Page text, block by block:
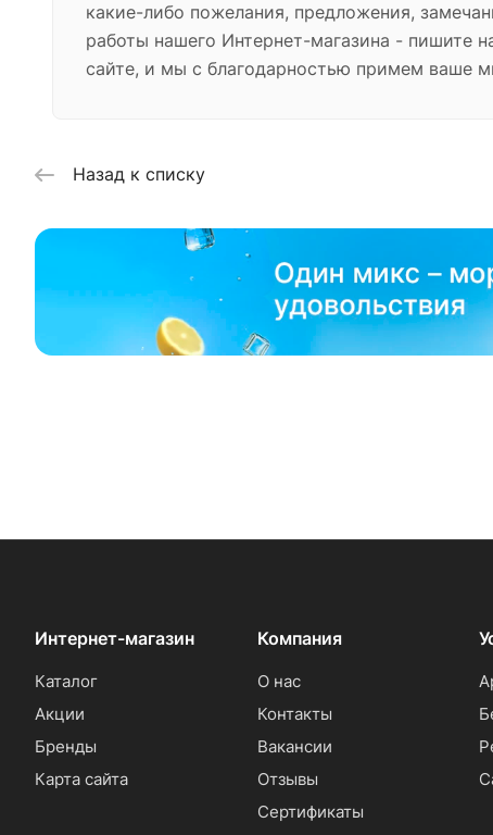
какие-либо пожелания, предложения,
работы нашего Интернет-магазина - пишите
сайте, и мы с благодарностью примем ваше
Назад к списку
Интернет-магазин
Каталог
Акции
Бренды
Карта сайта
Компания
О нас
Контакты
Вакансии
Отзывы
Сертификаты